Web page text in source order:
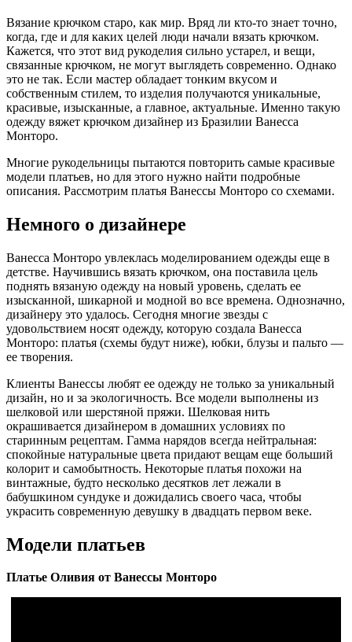
Вязание крючком старо, как мир. Вряд ли кто-то знает точно,
когда, где и для каких целей люди начали вязать крючком.
Кажется, что этот вид рукоделия сильно устарел, и вещи,
связанные крючком, не могут выглядеть современно. Однако
это не так. Если мастер обладает тонким вкусом и
собственным стилем, то изделия получаются уникальные,
красивые, изысканные, а главное, актуальные. Именно такую
одежду вяжет крючком дизайнер из Бразилии Ванесса
Монторо.
Многие рукодельницы пытаются повторить самые красивые
модели платьев, но для этого нужно найти подробные
описания. Рассмотрим платья Ванессы Монторо со схемами.
Немного о дизайнере
Ванесса Монторо увлеклась моделированием одежды еще в
детстве. Научившись вязать крючком, она поставила цель
поднять вязаную одежду на новый уровень, сделать ее
изысканной, шикарной и модной во все времена. Однозначно,
дизайнеру это удалось. Сегодня многие звезды с
удовольствием носят одежду, которую создала Ванесса
Монторо: платья (схемы будут ниже), юбки, блузы и пальто —
ее творения.
Клиенты Ванессы любят ее одежду не только за уникальный
дизайн, но и за экологичность. Все модели выполнены из
шелковой или шерстяной пряжи. Шелковая нить
окрашивается дизайнером в домашних условиях по
старинным рецептам. Гамма нарядов всегда нейтральная:
спокойные натуральные цвета придают вещам еще больший
колорит и самобытность. Некоторые платья похожи на
винтажные, будто несколько десятков лет лежали в
бабушкином сундуке и дожидались своего часа, чтобы
украсить современную девушку в двадцать первом веке.
Модели платьев
Платье Оливия от Ванессы Монторо